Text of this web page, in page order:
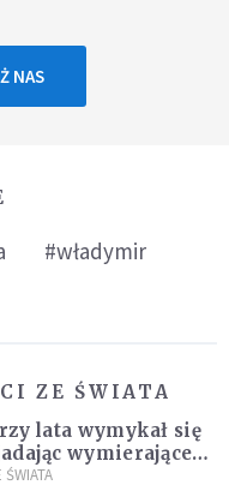
NAS
#władymir
ZE ŚWIATA
lata wymykał się
wymierające
popełnił